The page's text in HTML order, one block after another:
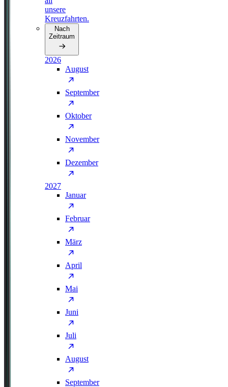
unsere
Kreuzfahrten.
Nach
Zeitraum
2026
August
September
Oktober
November
Dezember
2027
Januar
Februar
März
April
Mai
Juni
Juli
August
September